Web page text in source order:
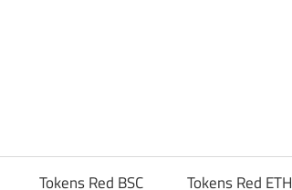
Tokens Red BSC Tokens Red ETH